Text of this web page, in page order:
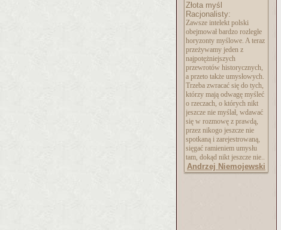
Złota myśl
Racjonalisty:
Zawsze intelekt polski
obejmował bardzo rozległe
horyzonty myślowe. A teraz
przeżywamy jeden z
najpotężniejszych
przewrotów historycznych,
a przeto także umysłowych.
Trzeba zwracać się do tych,
którzy mają odwagę myśleć
o rzeczach, o których nikt
jeszcze nie myślał, wdawać
się w rozmowę z prawdą,
przez nikogo jeszcze nie
spotkaną i zarejestrowaną,
sięgać ramieniem umysłu
tam, dokąd nikt jeszcze nie..
Andrzej Niemojewski